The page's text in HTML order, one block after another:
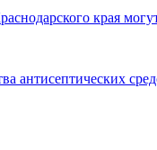
края
антисептических